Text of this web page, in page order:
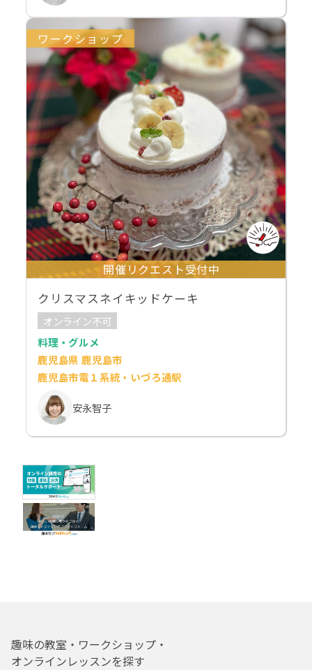
ワークショップ
開催リクエスト受付中
クリスマスネイキッドケーキ
オンライン不可
料理・グルメ
鹿児島県 鹿児島市
鹿児島市電１系統・いづろ通駅
安永智子
趣味の教室・ワークショップ・
オンラインレッスンを探す